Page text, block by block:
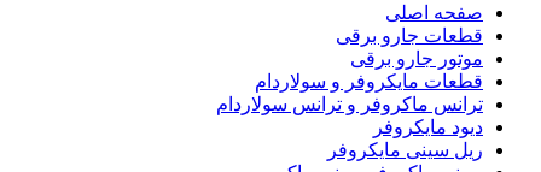
صفحه اصلی
قطعات جارو برقی
موتور جارو برقی
قطعات مایکروفر و سولاردام
ترانس ماکروفر و ترانس سولاردام
دیود مایکروفر
ریل سینی مایکروفر